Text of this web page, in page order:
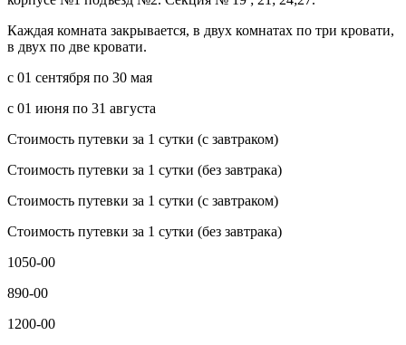
Каждая комната закрывается, в двух комнатах по три кровати,
в двух по две кровати.
c 01 сентября по 30 мая
с 01 июня по 31 августа
Стоимость путевки за 1 сутки (с завтраком)
Стоимость путевки за 1 сутки (без завтрака)
Стоимость путевки за 1 сутки (с завтраком)
Стоимость путевки за 1 сутки (без завтрака)
1050-00
890-00
1200-00